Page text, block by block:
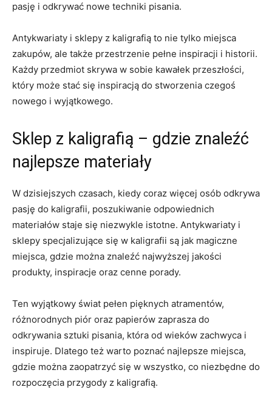
pasję i odkrywać nowe techniki pisania.
Antykwariaty⁣ i sklepy z ⁢kaligrafią ⁤to nie‌ tylko miejsca
zakupów, ale także​ przestrzenie pełne inspiracji i historii.
Każdy przedmiot ​skrywa w⁤ sobie kawałek ⁤przeszłości,
który może ‌stać się inspiracją do stworzenia ​czegoś ​
nowego i wyjątkowego.
Sklep z kaligrafią – gdzie⁢ znaleźć
najlepsze materiały
W dzisiejszych czasach, ⁤kiedy coraz więcej​ osób odkrywa
pasję‌ do ⁣kaligrafii, poszukiwanie odpowiednich‌
materiałów staje ‌się niezwykle istotne. ⁣Antykwariaty ‌i
sklepy specjalizujące się w kaligrafii są jak magiczne
miejsca, gdzie można znaleźć najwyższej jakości
produkty, inspiracje oraz ​cenne porady.
Ten wyjątkowy świat pełen pięknych ‌atramentów,​
różnorodnych piór⁢ oraz papierów zaprasza ⁤do
odkrywania sztuki pisania, która od wieków zachwyca i
inspiruje. ‌Dlatego‌ też warto poznać najlepsze miejsca,
gdzie można zaopatrzyć​ się w wszystko, co niezbędne do
rozpoczęcia przygody z kaligrafią.